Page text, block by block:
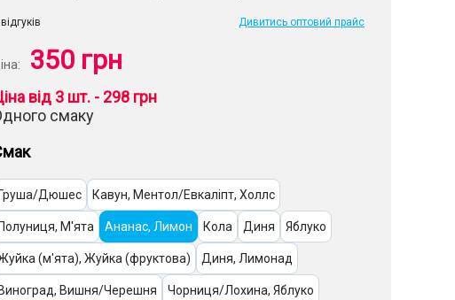
Дивитись оптовий прайс
350 грн
від 3 шт. - 298 грн
смаку
Груша/Дюшес Кавун, Ментол/Евкаліпт, Холлс
Полуниця, М'ята Ананас, Лимон Кола Диня Яблуко
(м'ята), Жуйка (фруктова) Диня, Лимонад
Виноград, Вишня/Черешня Чорниця/Лохина, Яблуко